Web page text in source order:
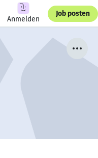
Anmelden
Job posten